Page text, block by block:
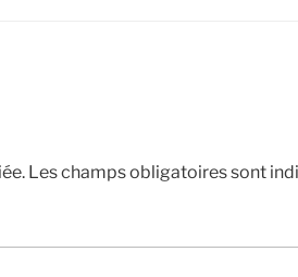
Les champs obligatoires sont